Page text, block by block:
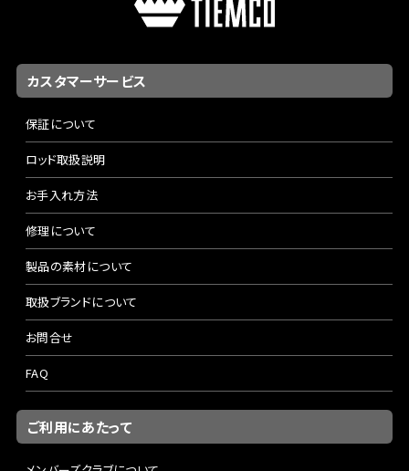
カスタマーサービス
保証について
ロッド取扱説明
お手入れ方法
修理について
製品の素材について
取扱ブランドについて
お問合せ
FAQ
ご利用にあたって